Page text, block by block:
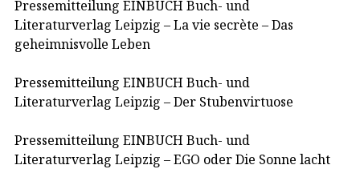
Pressemitteilung EINBUCH Buch- und
Literaturverlag Leipzig – La vie secrète – Das
geheimnisvolle Leben
Pressemitteilung EINBUCH Buch- und
Literaturverlag Leipzig – Der Stubenvirtuose
Pressemitteilung EINBUCH Buch- und
Literaturverlag Leipzig – EGO oder Die Sonne lacht